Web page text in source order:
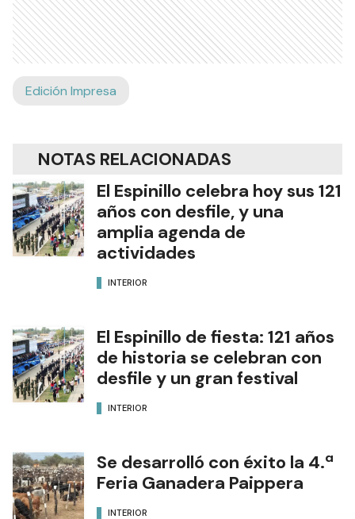
Edición Impresa
NOTAS RELACIONADAS
El Espinillo celebra hoy sus 121
años con desfile, y una
amplia agenda de
actividades
INTERIOR
El Espinillo de fiesta: 121 años
de historia se celebran con
desfile y un gran festival
INTERIOR
Se desarrolló con éxito la 4.ª
Feria Ganadera Paippera
INTERIOR